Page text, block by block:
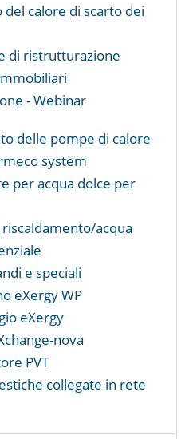
del calore di scarto dei
di ristrutturazione
- Webinar
delle pompe di calore
system
per acqua dolce per
acqua
e speciali
eXergy WP
eXergy
nova
PVT
collegate in rete